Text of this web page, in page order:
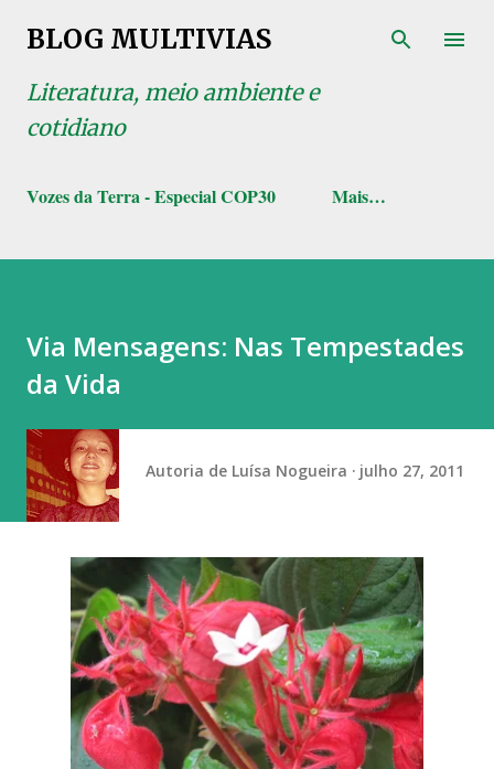
Pular para o conteúdo principal
BLOG MULTIVIAS
Literatura, meio ambiente e
cotidiano
Vozes da Terra - Especial COP30 Mais…
Via Mensagens: Nas Tempestades
da Vida
Autoria de Luísa Nogueira julho 27, 2011